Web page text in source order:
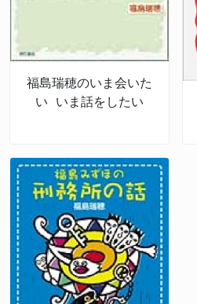
福島瑞穂のいま会いた
い いま話をしたい